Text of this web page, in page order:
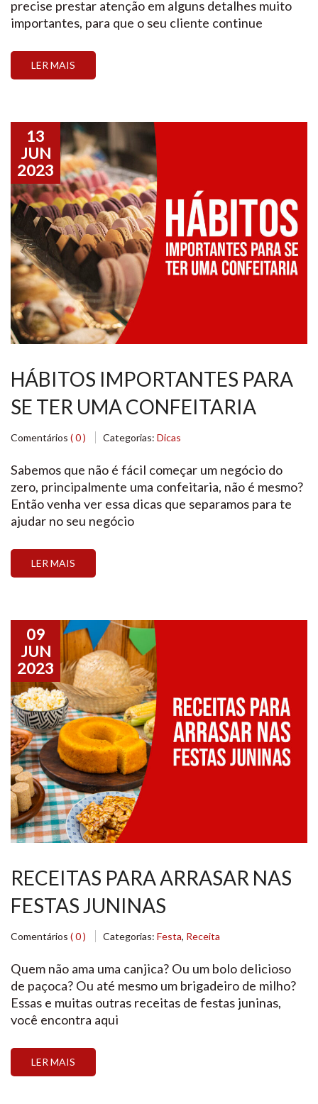
precise prestar atenção em alguns detalhes muito
importantes, para que o seu cliente continue
vamos te dar algumas dicas sobre como fidelizar
seus clientes, assim, você terá mais lucros e novos
LER MAIS
HÁBITOS IMPORTANTES PARA
SE TER UMA CONFEITARIA
Comentários ( 0 ) Categorias: Dicas
Sabemos que não é fácil começar um negócio do
zero, principalmente uma confeitaria, não é mesmo?
Então venha ver essa dicas que separamos para te
ajudar no seu negócio
LER MAIS
13
JUN
2023
RECEITAS PARA ARRASAR NAS
FESTAS JUNINAS
Comentários ( 0 ) Categorias: Festa, Receita
Quem não ama uma canjica? Ou um bolo delicioso
de paçoca? Ou até mesmo um brigadeiro de milho?
Essas e muitas outras receitas de festas juninas,
você encontra aqui
LER MAIS
09
JUN
2023